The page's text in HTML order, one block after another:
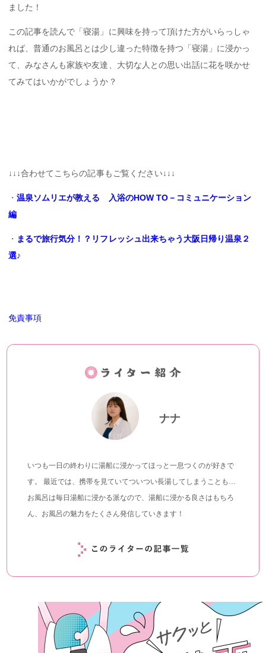
ました！
この記事を読んで「寝湯」に興味を持って頂けた方がいらっしゃ
れば、普通のお風呂とは少し違った特徴を持つ「寝湯」に浸かっ
て、みなさんも家族や友達、大切な人との思い出話に花を咲かせ
てみてはいかがでしょうか？
↓↓↓合わせてこちらの記事もご覧ください↓↓↓
・温泉ソムリエが教える 入浴のHOW TO－コミュニケーション
編
・ まるで旅行気分！？リフレッシュ出来ちゃう大阪日帰り温泉２
選♪
免責事項
ナナ
いつも一日の終わりに湯船に浸かってほっと一息つくのが好きで
す。 最近では、携帯を見ていてついつい長湯してしまうことも…
お風呂は毎日湯船に浸かる派なので、湯船に浸かる良さはもちろ
ん、お風呂の魅力をたくさん発信していきます！